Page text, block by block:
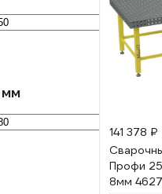
мм
141 378 ₽
Профи
8мм